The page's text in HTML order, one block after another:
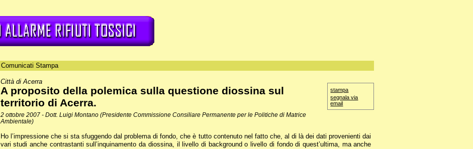
Comunicati Stampa
stampa
segnala via
email
Città di Acerra
A proposito della polemica sulla questione diossina sul
territorio di Acerra.
2 ottobre 2007 - Dott. Luigi Montano (Presidente Commissione Consiliare Permanente per le Politiche di Matrice
Ambientale)
Ho l’impressione che si sta sfuggendo dal problema di fondo, che è tutto contenuto nel fatto che, al di là dei dati provenienti dai
vari studi anche contrastanti sull’inquinamento da diossina, il livello di background o livello di fondo di quest’ultima, ma anche